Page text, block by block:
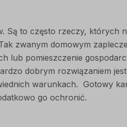
Są to często rzeczy, których
zwanym domowym
lub pomieszczenie
dobrym rozwiązaniem
warunkach. Gotowy
go ochronić.